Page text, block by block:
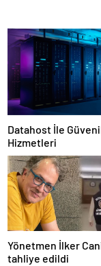
Datahost İle
Hizmetleri
Yönetmen İlker
tahliye edildi